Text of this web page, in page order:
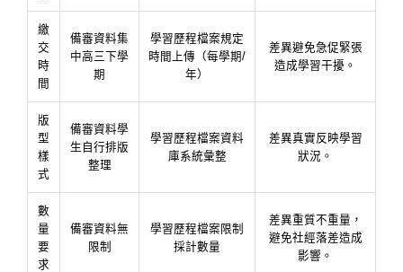
繳
交
時
間
備審資料集
中高三下學
期
學習歷程檔案規定
時間上傳（每學期/
年）
差異避免急促緊張
造成學習干擾。
版
型
樣
式
備審資料學
生自行排版
整理
學習歷程檔案資料
庫系統彙整
差異真實反映學習
狀況。
數
量
要
求
備審資料無
限制
學習歷程檔案限制
採計數量
差異重質不重量，
避免社經落差造成
影響。